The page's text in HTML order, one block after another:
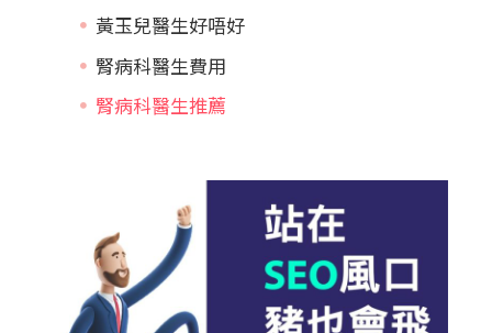
黃玉兒醫生好唔好
腎病科醫生費用
腎病科醫生推薦